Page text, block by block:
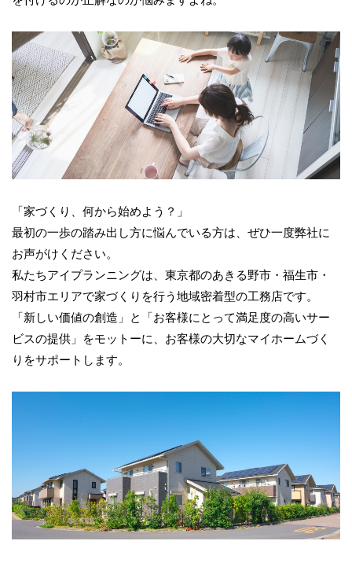
「家づくり、何から始めよう？」
最初の一歩の踏み出し方に悩んでいる方は、ぜひ一度弊社に
お声がけください。
私たちアイプランニングは、東京都のあきる野市・福生市・
羽村市エリアで家づくりを行う地域密着型の工務店です。
「新しい価値の創造」と「お客様にとって満足度の高いサー
ビスの提供」をモットーに、お客様の大切なマイホームづく
りをサポートします。